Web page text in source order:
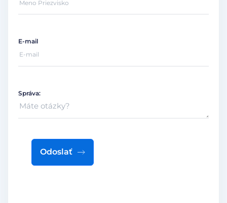
E-mail
Správa:
Odoslať